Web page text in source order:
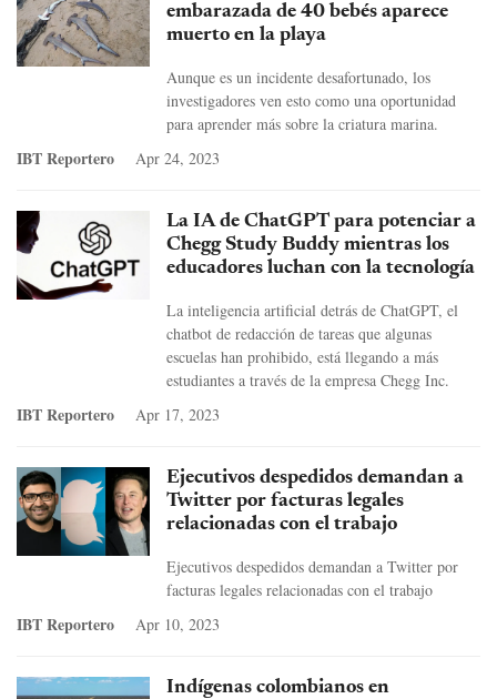
embarazada de 40 bebés aparece
muerto en la playa
Aunque es un incidente desafortunado, los
investigadores ven esto como una oportunidad
para aprender más sobre la criatura marina.
IBT Reportero Apr 24, 2023
La IA de ChatGPT para potenciar a
Chegg Study Buddy mientras los
educadores luchan con la tecnología
La inteligencia artificial detrás de ChatGPT, el
chatbot de redacción de tareas que algunas
escuelas han prohibido, está llegando a más
estudiantes a través de la empresa Chegg Inc.
IBT Reportero Apr 17, 2023
Ejecutivos despedidos demandan a
Twitter por facturas legales
relacionadas con el trabajo
Ejecutivos despedidos demandan a Twitter por
facturas legales relacionadas con el trabajo
IBT Reportero Apr 10, 2023
Indígenas colombianos en